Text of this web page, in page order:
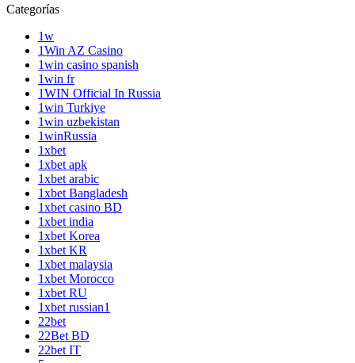
Categorías
1w
1Win AZ Casino
1win casino spanish
1win fr
1WIN Official In Russia
1win Turkiye
1win uzbekistan
1winRussia
1xbet
1xbet apk
1xbet arabic
1xbet Bangladesh
1xbet casino BD
1xbet india
1xbet Korea
1xbet KR
1xbet malaysia
1xbet Morocco
1xbet RU
1xbet russian1
22bet
22Bet BD
22bet IT